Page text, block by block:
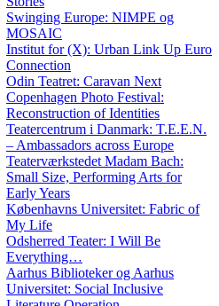
Swinging Europe: NIMPE og
MOSAIC
Institut for (X): Urban Link Up Euro
Connection
Odin Teatret: Caravan Next
Copenhagen Photo Festival:
Reconstruction of Identities
Teatercentrum i Danmark: T.E.E.N.
– Ambassadors across Europe
Teaterværkstedet Madam Bach:
Small Size, Performing Arts for
Early Years
Københavns Universitet: Fabric of
My Life
Odsherred Teater: I Will Be
Everything…
Aarhus Biblioteker og Aarhus
Universitet: Social Inclusive